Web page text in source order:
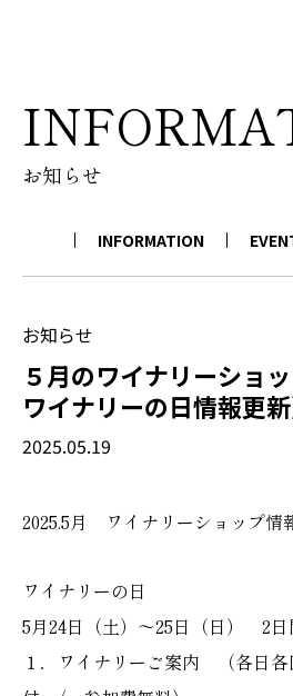
ABOUT
WINERY
CONTACT
お知らせ
INFORMATION
お知らせ
５月のワイナリーショ
ワイナリーの日情報更新
2025.05.19
2025.5月 ワイナリーショップ情
ワイナリーの日
5月24日（土）～25日（日） 2日
１．ワイナリーご案内 （各日